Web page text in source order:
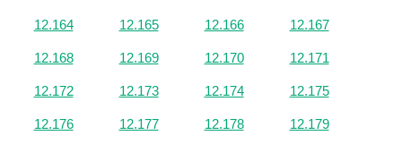
12.164 12.165 12.166 12.167
12.168 12.169 12.170 12.171
12.172 12.173 12.174 12.175
12.176 12.177 12.178 12.179